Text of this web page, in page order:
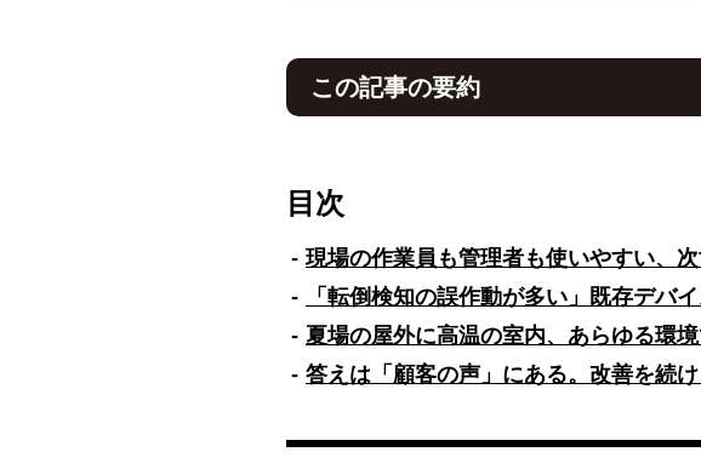
この記事の要約
の課題解決に貢献するソリューションとして注目
センシングによる熱中症リスク管理、転倒検知、
す。スマートフォンとの2台持ちが不要で、複数
特徴です。
NTTドコモビジネスは販売パートナーとして法人
より幅広い社会課題の解決を目指しています。
目次
現場の作業員も管理者も使いやすい、
「転倒検知の誤作動が多い」既存デバ
夏場の屋外に高温の室内、あらゆる環
答えは「顧客の声」にある。改善を続